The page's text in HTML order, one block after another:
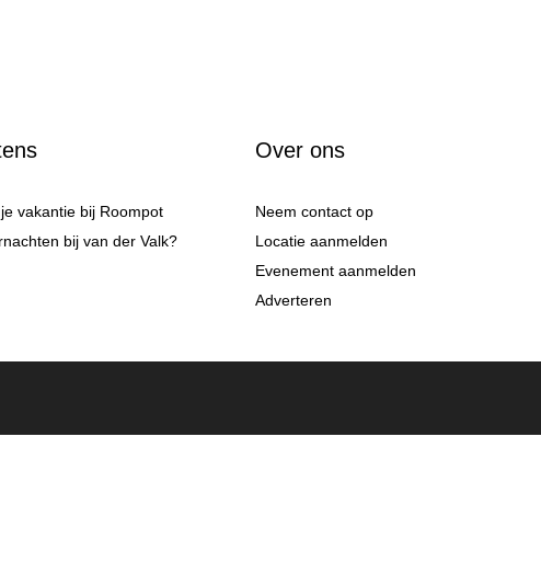
vakantie bij Roompot
bij van der Valk?
Over ons
Neem contact op
Locatie aanmelden
Evenement aanmelden
Adverteren